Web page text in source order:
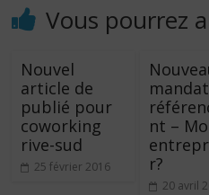
Vous pourrez
Nouvel
article de
publié pour
coworking
rive-sud
25 février 2016
nt –
r?
20 avril